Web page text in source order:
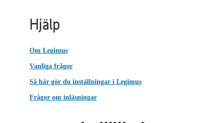
Hjälp
Om Legimus
Vanliga frågor
Så här gör du inställningar i Legimus
Frågor om inläsningar